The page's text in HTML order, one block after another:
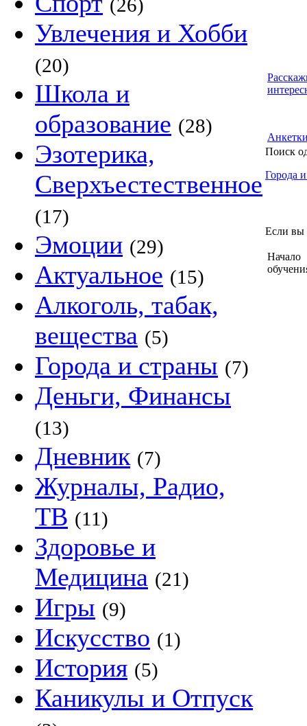
(26)
Увлечения и Хобби
(20)
Школа и
образование (28)
Эзотерика,
Сверхъестественное
(17)
Эмоции (29)
Актуальное (15)
Алкоголь, табак,
вещества (5)
Города и страны (7)
Деньги, Финансы
(13)
Дневник (7)
Журналы, Радио,
ТВ (11)
Здоровье и
Медицина (21)
Игры (9)
Искусство (1)
История (5)
Каникулы и Отпуск
Поиск
Города
Если вы
Начало